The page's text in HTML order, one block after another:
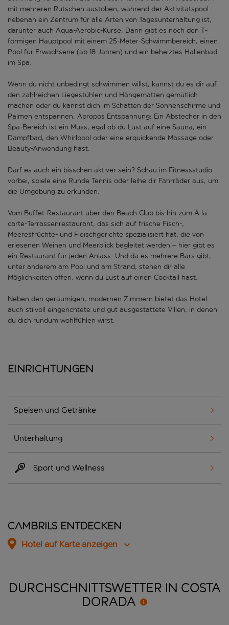
mit mehreren Rutschen austoben, während der Aktivitätspool
nebenan ein Zentrum für alle Arten von Tagesunterhaltung ist,
darunter auch Aqua-Aerobic-Kurse. Dann gibt es noch den T-
förmigen Hauptpool mit einem 25-Meter-Schwimmbereich, einen
Pool für Erwachsene (ab 18 Jahren) und ein beheiztes Hallenbad
im Spa.
Wenn du nicht unbedingt schwimmen willst, kannst du es dir auf
den zahlreichen Liegestühlen und Hängematten gemütlich
machen oder du kannst dich im Schatten der Sonnenschirme und
Palmen entspannen. Apropos Entspannung: Ein Abstecher in den
Spa-Bereich ist ein Muss, egal ob du Lust auf eine Sauna, ein
Dampfbad, den Whirlpool oder eine erquickende Massage oder
Beauty-Anwendung hast.
Darf es auch ein bisschen aktiver sein? Schau im Fitnessstudio
vorbei, spiele eine Runde Tennis oder leihe dir Fahrräder aus, um
die Umgebung zu erkunden.
Vom Buffet-Restaurant über den Beach Club bis hin zum À-la-
carte-Terrassenrestaurant, das sich auf frische Fisch-,
Meeresfrüchte- und Fleischgerichte spezialisiert hat, die von
erlesenen Weinen und Meerblick begleitet werden – hier gibt es
ein Restaurant für jeden Anlass. Und da es mehrere Bars gibt,
unter anderem am Pool und am Strand, stehen dir alle
Möglichkeiten offen, wenn du Lust auf einen Cocktail hast.
Neben den geräumigen, modernen Zimmern bietet das Hotel
auch stilvoll eingerichtete und gut ausgestattete Villen, in denen
du dich rundum wohlfühlen wirst.
Einrichtungen
Speisen und Getränke
Unterhaltung
Sport und Wellness
Cambrils entdecken
Hotel auf Karte anzeigen
DURCHSCHNITTSWETTER IN COSTA
DORADA